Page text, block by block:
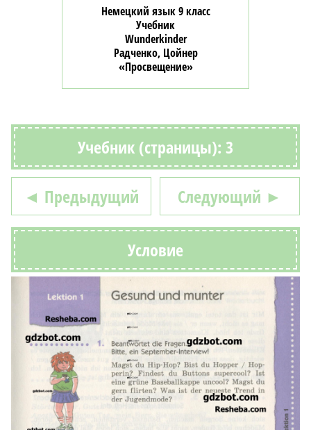
Немецкий язык 9 класс
Учебник
Wunderkinder
Радченко, Цойнер
«Просвещение»
Учебник (страницы): 3
◄ Предыдущий Следующий ►
Условие